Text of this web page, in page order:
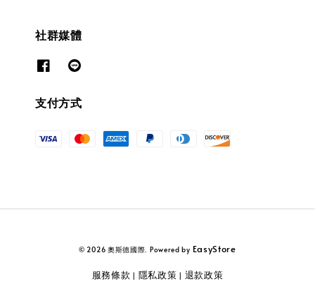
社群媒體
支付方式
© 2026 奧斯德國際. Powered by EasyStore
服務條款 | 隱私政策 | 退款政策